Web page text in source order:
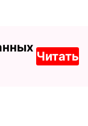
Читать